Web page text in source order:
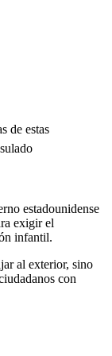
de estas
estadounidense
exigir el
infantil.
al exterior, sino
con